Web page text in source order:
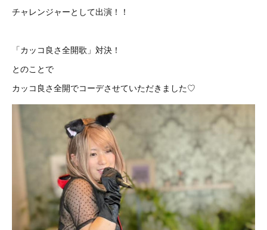
チャレンジャーとして出演！！
「カッコ良さ全開歌」対決！
とのことで
カッコ良さ全開でコーデさせていただきました♡